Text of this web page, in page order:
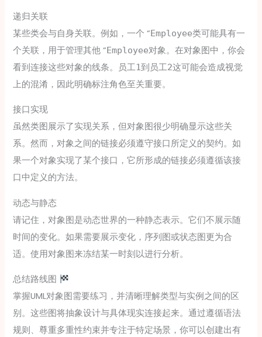
递归关联
某些类会与自身关联。例如，一个 “Employee类可能具有一
个关联，用于管理其他 “Employee对象。在对象图中，你会
看到连接这些对象的线条。
员工1到 员工2这可能会造成视觉
上的混淆，因此明确标注角色至关重要。
接口实现
虽然类图展示了实现关系，但对象图很少明确显示这些关
系。然而，对象之间的链接必须遵守接口所定义的契约。如
果一个对象实现了某个接口，它所形成的链接必须遵循该接
口中定义的方法。
动态与静态
请记住，对象图是动态世界的一种静态表示。它们不展示随
时间的变化。如果需要展示变化，序列图或状态图更为合
适。使用对象图来冻结某一时刻以进行分析。
总结路线图
掌握UML对象图需要练习，并清晰理解类型与实例之间的区
别。这些图将抽象设计与具体现实连接起来。通过遵循语法
规则、尊重多重性约束并专注于特定场景，你可以创建出有